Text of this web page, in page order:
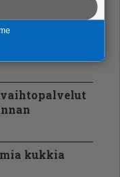
välille
kukkia